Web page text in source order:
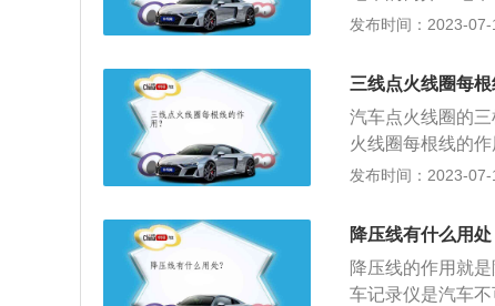
的安装位置后，
发明有轨电车后
驱动的交流传动
电池，这种电车
力的电车。2、电
源线供给，分无
发布时间：2023-
三线点火线圈每根
汽车点火线圈的
火线圈每根线的
压。2、搭铁线：
洁、紧固线路接
圈上的水分只能
发布时间：2023-
降压线有什么用处
降压线的作用就
车记录仪是汽车